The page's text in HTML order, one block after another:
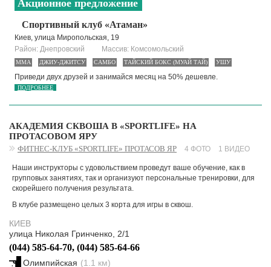
Акционное предложение
Спортивный клуб «Атаман»
Киев, улица Миропольская, 19
Район: Днепровский
Массив: Комсомольский
MMA ДЖИУ-ДЖИТСУ САМБО ТАЙСКИЙ БОКС (МУАЙ ТАЙ) УШУ
Приведи двух друзей и занимайся месяц на 50% дешевле.
ПОДРОБНЕЕ
АКАДЕМИЯ СКВОША В «SPORTLIFE» НА
ПРОТАСОВОМ ЯРУ
ФИТНЕС-КЛУБ «SPORTLIFE» ПРОТАСОВ ЯР 4 ФОТО 1 ВИДЕО
Наши инструкторы с удовольствием проведут ваше обучение, как в
групповых занятиях, так и организуют персональные тренировки, для
скорейшего получения результата.
В клубе размещено целых 3 корта для игры в сквош.
КИЕВ
улица Николая Гринченко, 2/1
(044) 585-64-70, (044) 585-64-66
Олимпийская (1.1 км)